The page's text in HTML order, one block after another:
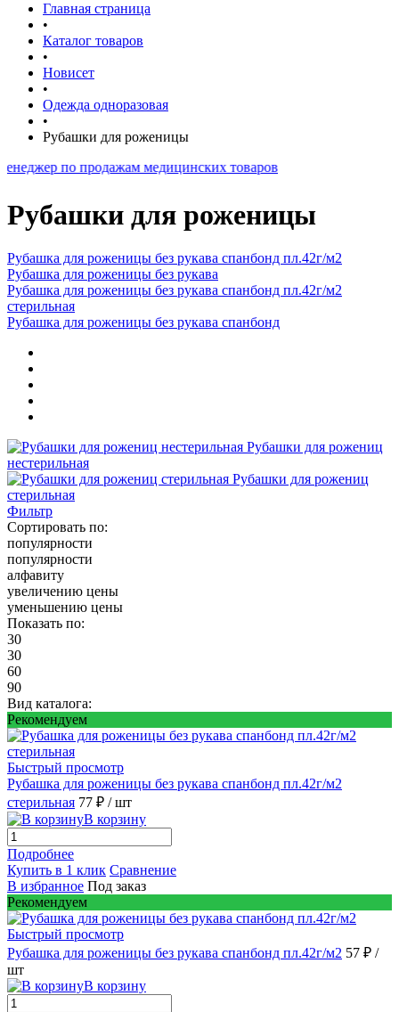
Главная страница
•
Каталог товаров
•
Новисет
•
Одежда одноразовая
•
Рубашки для роженицы
продажам медицинских товаров
Рубашки для роженицы
Рубашка для роженицы без рукава спанбонд пл.42г/м2
Рубашка для роженицы без рукава
Рубашка для роженицы без рукава спанбонд пл.42г/м2
стерильная
Рубашка для роженицы без рукава спанбонд
Рубашки для рожениц
нестерильная
Рубашки для рожениц
стерильная
Фильтр
Сортировать по:
популярности
популярности
алфавиту
увеличению цены
уменьшению цены
Показать по:
30
30
60
90
Вид каталога:
Рекомендуем
Быстрый просмотр
Рубашка для роженицы без рукава спанбонд пл.42г/м2
стерильная 77 ₽ / шт
В корзину
Подробнее
Купить в 1 клик Сравнение
В избранное Под заказ
Рекомендуем
Быстрый просмотр
Рубашка для роженицы без рукава спанбонд пл.42г/м2 57 ₽ /
шт
В корзину